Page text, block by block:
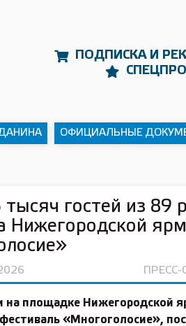
ПОДПИСКА И
ОФИЦИАЛЬНЫЕ
тысяч гостей из 89
Нижегородской
на площадке Нижегородской
«Многоголосие»,